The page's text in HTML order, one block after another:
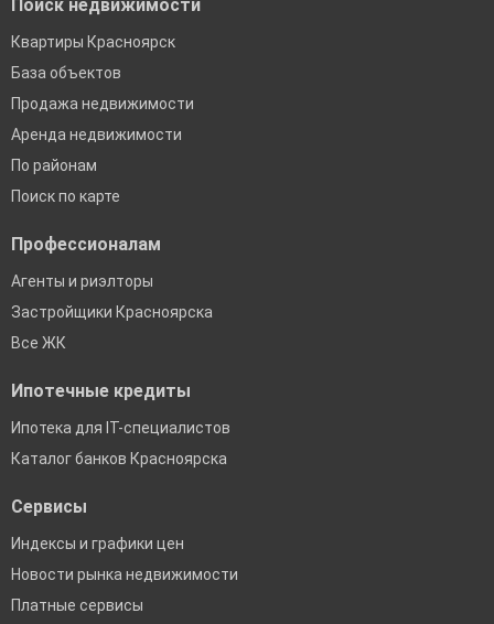
Поиск недвижимости
Квартиры Красноярск
База объектов
Продажа недвижимости
Аренда недвижимости
По районам
Поиск по карте
Профессионалам
Агенты и риэлторы
Застройщики Красноярска
Все ЖК
Ипотечные кредиты
Ипотека для IT-специалистов
Каталог банков Красноярска
Сервисы
Индексы и графики цен
Новости рынка недвижимости
Платные сервисы